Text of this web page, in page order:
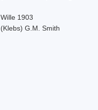
Wille 1903
(Klebs) G.M. Smith